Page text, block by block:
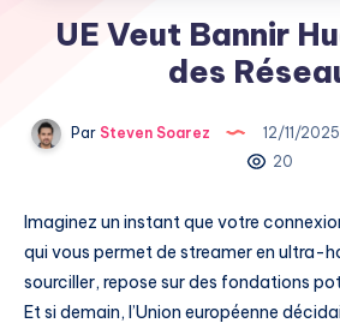
UE Veut Bannir
des
Par Steven Soarez 12/11/2025
20
Imaginez un instant que votre
qui vous permet de streamer en ultra-
sourciller, repose sur des fondations
Et si demain, l’Union européenne